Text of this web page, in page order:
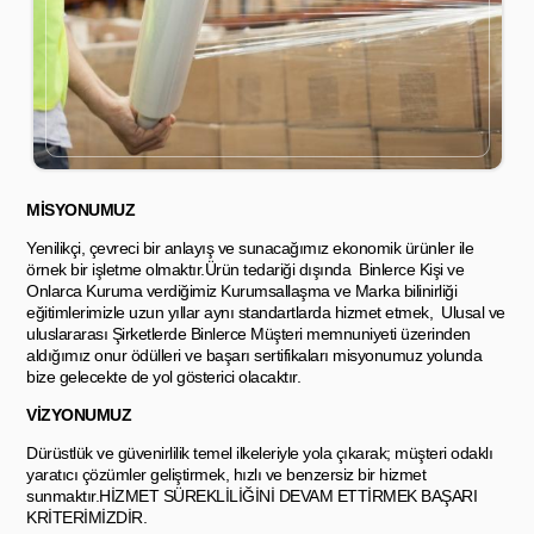
MİSYONUMUZ
Yenilikçi, çevreci bir anlayış ve sunacağımız ekonomik ürünler ile
örnek bir işletme olmaktır.Ürün tedariği dışında Binlerce Kişi ve
Onlarca Kuruma verdiğimiz Kurumsallaşma ve Marka bilinirliği
eğitimlerimizle uzun yıllar aynı standartlarda hizmet etmek, Ulusal ve
uluslararası Şirketlerde Binlerce Müşteri memnuniyeti üzerinden
aldığımız onur ödülleri ve başarı sertifikaları misyonumuz yolunda
bize gelecekte de yol gösterici olacaktır.
VİZYONUMUZ
Dürüstlük ve güvenirlilik temel ilkeleriyle yola çıkarak; müşteri odaklı
yaratıcı çözümler geliştirmek, hızlı ve benzersiz bir hizmet
sunmaktır.HİZMET SÜREKLİLİĞİNİ DEVAM ETTİRMEK BAŞARI
KRİTERİMİZDİR.